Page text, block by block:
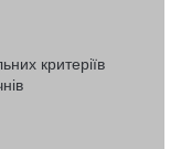
критеріїв